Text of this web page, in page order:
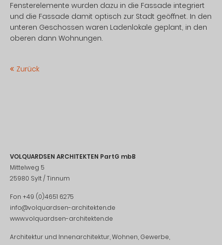
Fensterelemente wurden dazu in die Fassade integriert
und die Fassade damit optisch zur Stadt geöffnet. In den
unteren Geschossen waren Ladenlokale geplant, in den
oberen dann Wohnungen.
Zurück
VOLQUARDSEN ARCHITEKTEN PartG mbB
Mittelweg 5
25980 Sylt / Tinnum
Fon +49 (0)4651 6275
info@volquardsen-architekten.de
www.volquardsen-architekten.de
Architektur und Innenarchitektur, Wohnen, Gewerbe,